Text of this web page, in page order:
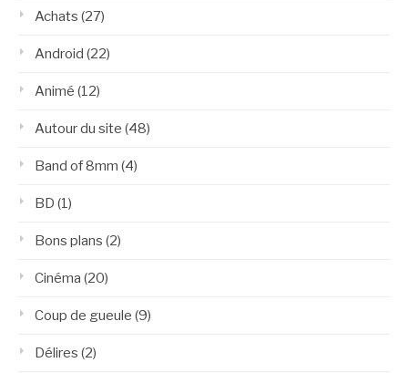
Achats (27)
Android (22)
Animé (12)
Autour du site (48)
Band of 8mm (4)
BD (1)
Bons plans (2)
Cinéma (20)
Coup de gueule (9)
Délires (2)